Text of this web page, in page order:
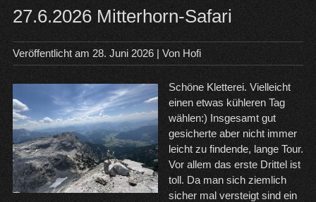
27.6.2026 Mitterhorn-Safari
Veröffentlicht am 28. Juni 2026| Von Hofi
Schöne Kletterei. Vielleicht
einen etwas kühleren Tag
wählen:) Insgesamt gut
gesicherte aber nicht immer
leicht zu findende, lange Tour.
Vor allem das erste Drittel ist
toll. Da man sich ziemlich
sicher mal versteigt sind ein